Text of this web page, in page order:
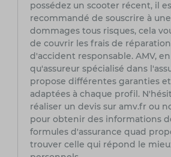
possédez un scooter récent, il
recommandé de souscrire à
dommages tous risques, cela
de couvrir les frais de
d'accident responsable. AMV,
qu'assureur spécialisé dans
propose différentes garanties
adaptées à chaque profil.
réaliser un devis sur amv.fr ou
pour obtenir des informations
formules d'assurance quad
trouver celle qui répond le